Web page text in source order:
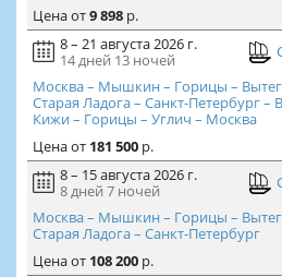
Ценаот9 898р.
8 – 21 августа 2026 г.
14 дней 13 ночей
Москва – Мышкин – Горицы –
Старая Ладога – Санкт-Петербург –
Кижи – Горицы – Углич – Москва
Ценаот 181 500р.
8 – 15 августа 2026 г.
8 дней 7 ночей
Москва – Мышкин – Горицы –
Старая Ладога – Санкт-Петербург
Ценаот 108 200р.